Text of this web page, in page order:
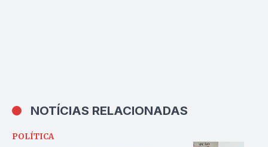
NOTÍCIAS RELACIONADAS
POLÍTICA